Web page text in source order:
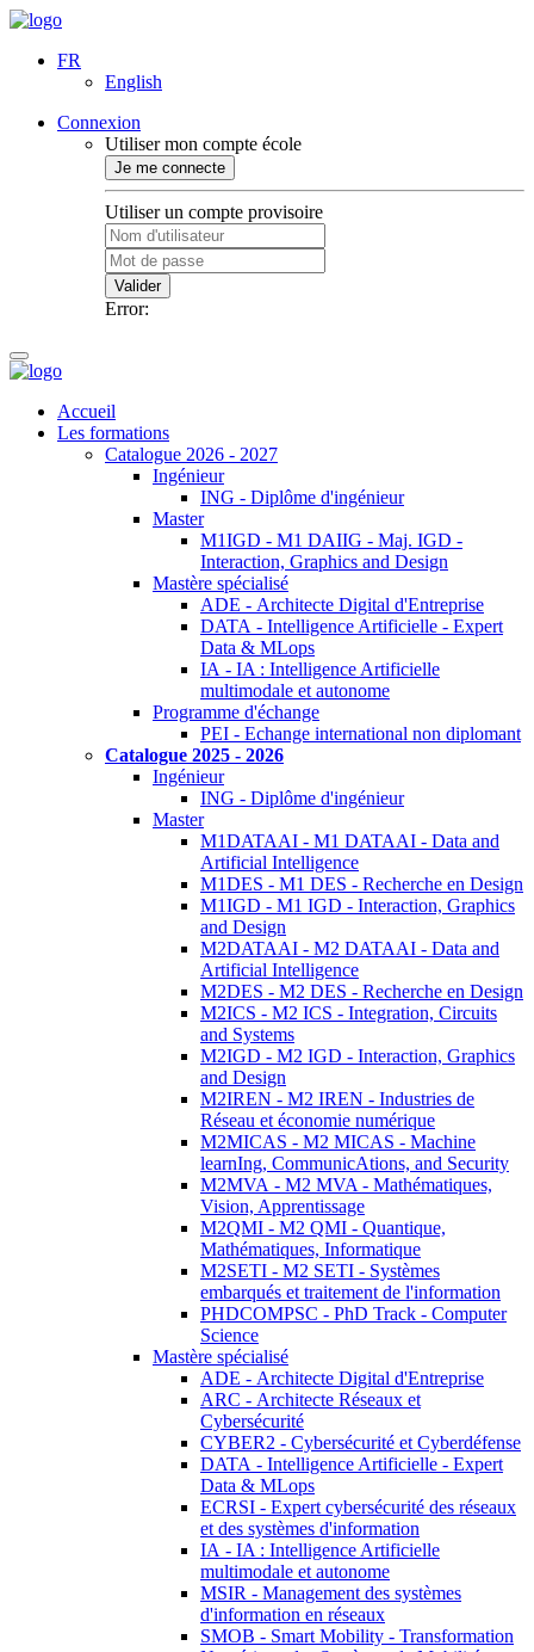
FR
English
Connexion
Utiliser mon compte école
Je me connecte
Utiliser un compte provisoire
Valider
Error:
Accueil
Les formations
Catalogue 2026 - 2027
Ingénieur
ING - Diplôme d'ingénieur
Master
M1IGD - M1 DAIIG - Maj. IGD -
Interaction, Graphics and Design
Mastère spécialisé
ADE - Architecte Digital d'Entreprise
DATA - Intelligence Artificielle - Expert
Data & MLops
IA - IA : Intelligence Artificielle
multimodale et autonome
Programme d'échange
PEI - Echange international non diplomant
Catalogue 2025 - 2026
Ingénieur
ING - Diplôme d'ingénieur
Master
M1DATAAI - M1 DATAAI - Data and
Artificial Intelligence
M1DES - M1 DES - Recherche en Design
M1IGD - M1 IGD - Interaction, Graphics
and Design
M2DATAAI - M2 DATAAI - Data and
Artificial Intelligence
M2DES - M2 DES - Recherche en Design
M2ICS - M2 ICS - Integration, Circuits
and Systems
M2IGD - M2 IGD - Interaction, Graphics
and Design
M2IREN - M2 IREN - Industries de
Réseau et économie numérique
M2MICAS - M2 MICAS - Machine
learnIng, CommunicAtions, and Security
M2MVA - M2 MVA - Mathématiques,
Vision, Apprentissage
M2QMI - M2 QMI - Quantique,
Mathématiques, Informatique
M2SETI - M2 SETI - Systèmes
embarqués et traitement de l'information
PHDCOMPSC - PhD Track - Computer
Science
Mastère spécialisé
ADE - Architecte Digital d'Entreprise
ARC - Architecte Réseaux et
Cybersécurité
CYBER2 - Cybersécurité et Cyberdéfense
DATA - Intelligence Artificielle - Expert
Data & MLops
ECRSI - Expert cybersécurité des réseaux
et des systèmes d'information
IA - IA : Intelligence Artificielle
multimodale et autonome
MSIR - Management des systèmes
d'information en réseaux
SMOB - Smart Mobility - Transformation